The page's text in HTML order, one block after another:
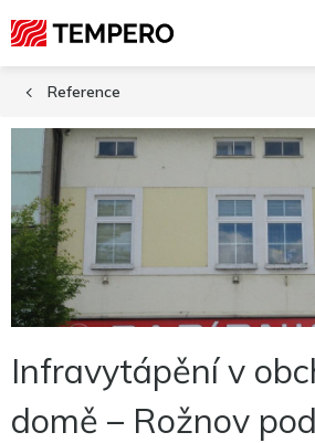
Reference
Infravytápění v
domě – Rožnov pod